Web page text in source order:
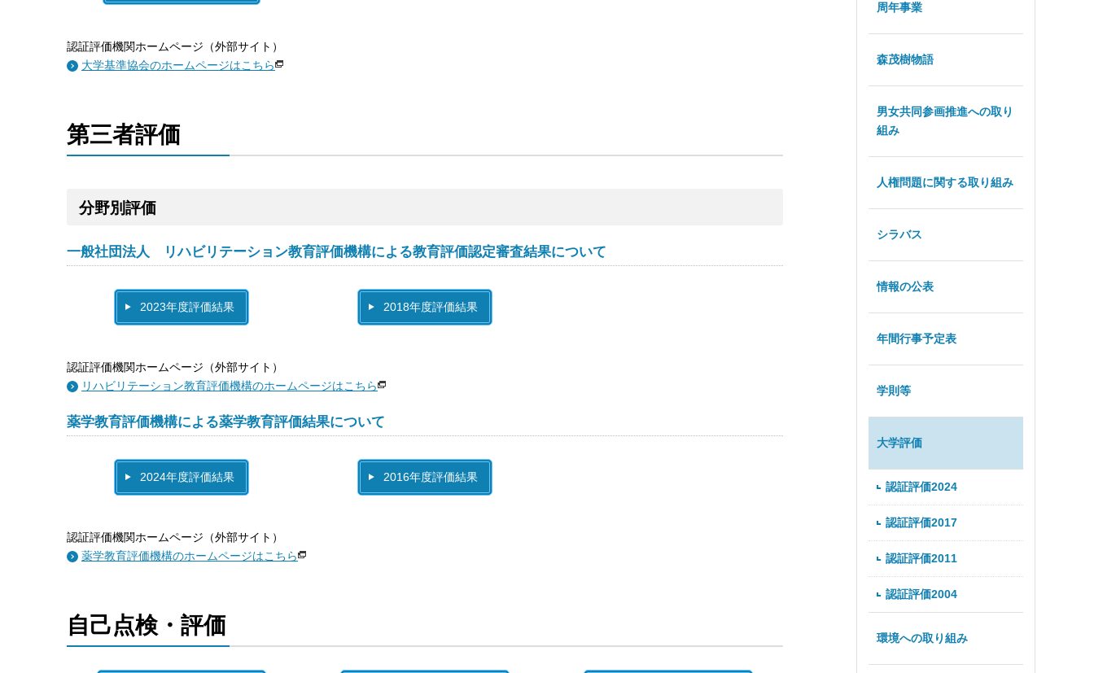
認証評価機関ホームページ（外部サイト）
大学基準協会のホームページはこちら
第三者評価
分野別評価
一般社団法人 リハビリテーション教育評価機構による教育評価認定審査結果について
2023年度評価結果 2018年度評価結果
認証評価機関ホームページ（外部サイト）
リハビリテーション教育評価機構のホームページはこちら
薬学教育評価機構による薬学教育評価結果について
2024年度評価結果 2016年度評価結果
認証評価機関ホームページ（外部サイト）
薬学教育評価機構のホームページはこちら
自己点検・評価
周年事業
森茂樹物語
男女共同参画推進への取り
組み
人権問題に関する取り組み
シラバス
情報の公表
年間行事予定表
学則等
大学評価
認証評価2024
認証評価2017
認証評価2011
認証評価2004
環境への取り組み